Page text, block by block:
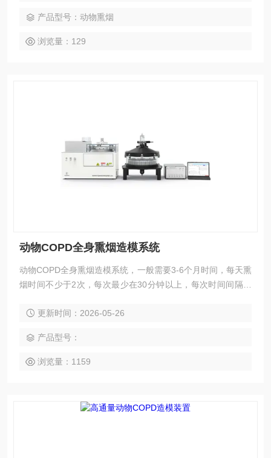
产品型号：动物熏烟
浏览量：129
动物COPD全身熏烟造模系统
动物COPD全身熏烟造模系统，一般需要3-6个月时间，每天熏
烟时间不少于2次，每次最少在30分钟以上，每次时间间隔不
2浓度小于5%。
更新时间：2026-05-26
产品型号：
浏览量：1159